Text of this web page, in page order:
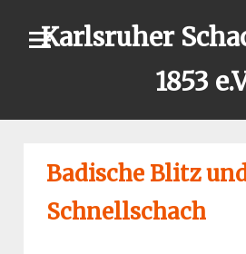
Karlsruher
1853
Badische Blitz
Schnellschach